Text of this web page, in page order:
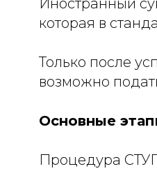
которая в
Только после
возможно
Основные
Процедура